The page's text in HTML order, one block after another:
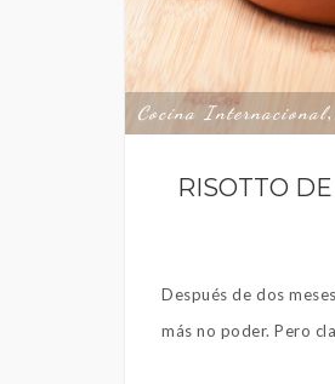
Cocina Internacional,
RISOTTO
Después de dos
más no poder. Pero